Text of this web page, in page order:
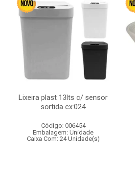
Lixeira plast 13lts c/ sensor
sortida cx:024
Código: 006454
Embalagem: Unidade
Caixa Com: 24 Unidade(s)